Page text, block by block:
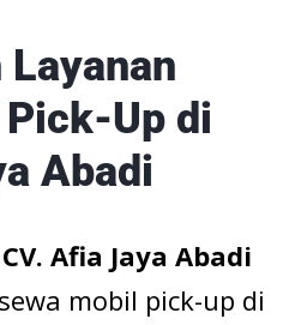
Up di
Abadi
CV. Afia Jaya Abadi
mobil pick-up di